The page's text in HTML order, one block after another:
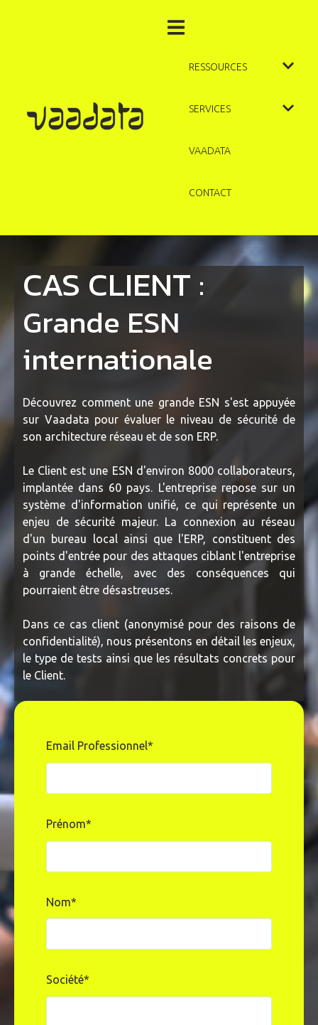
RESSOURCES
SERVICES
VAADATA
CONTACT
CAS CLIENT :
Grande ESN
internationale
Découvrez comment une grande ESN s'est appuyée
sur Vaadata pour évaluer le niveau de sécurité de
son architecture réseau et de son ERP.
Le Client est une ESN d'environ 8000 collaborateurs,
implantée dans 60 pays. L'entreprise repose sur un
système d'information unifié, ce qui représente un
enjeu de sécurité majeur. La connexion au réseau
d'un bureau local ainsi que l'ERP, constituent des
points d'entrée pour des attaques ciblant l'entreprise
à grande échelle, avec des conséquences qui
pourraient être désastreuses.
Dans ce cas client (anonymisé pour des raisons de
confidentialité), nous présentons en détail les enjeux,
le type de tests ainsi que les résultats concrets pour
le Client.
Email Professionnel*
Prénom*
Nom*
Société*